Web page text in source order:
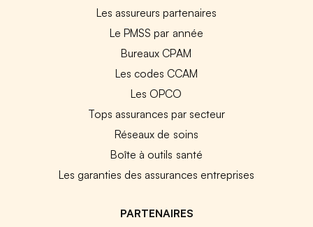
Les assureurs partenaires
Le PMSS par année
Bureaux CPAM
Les codes CCAM
Les OPCO
Tops assurances par secteur
Réseaux de soins
Boîte à outils santé
Les garanties des assurances entreprises
PARTENAIRES